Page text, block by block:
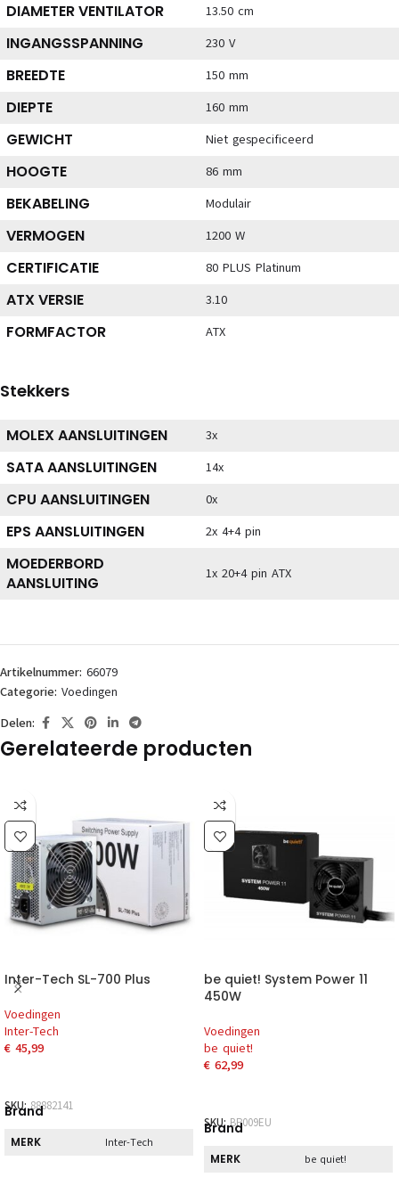
DIAMETER VENTILATOR 13.50 cm
INGANGSSPANNING 230 V
BREEDTE 150 mm
DIEPTE 160 mm
GEWICHT Niet gespecificeerd
HOOGTE 86 mm
BEKABELING Modulair
VERMOGEN 1200 W
CERTIFICATIE 80 PLUS Platinum
ATX VERSIE 3.10
FORMFACTOR ATX
Stekkers
MOLEX AANSLUITINGEN 3x
SATA AANSLUITINGEN 14x
CPU AANSLUITINGEN 0x
EPS AANSLUITINGEN 2x 4+4 pin
MOEDERBORD
AANSLUITING
1x 20+4 pin ATX
Artikelnummer: 66079
Categorie: Voedingen
Delen:
Gerelateerde producten
Inter-Tech SL-700 Plus
Voedingen
Inter-Tech
€ 45,99
SKU:88882141
Brand
MERK Inter-Tech
be quiet! System Power 11
450W
Voedingen
be quiet!
€ 62,99
SKU:BP009EU
Brand
MERK be quiet!